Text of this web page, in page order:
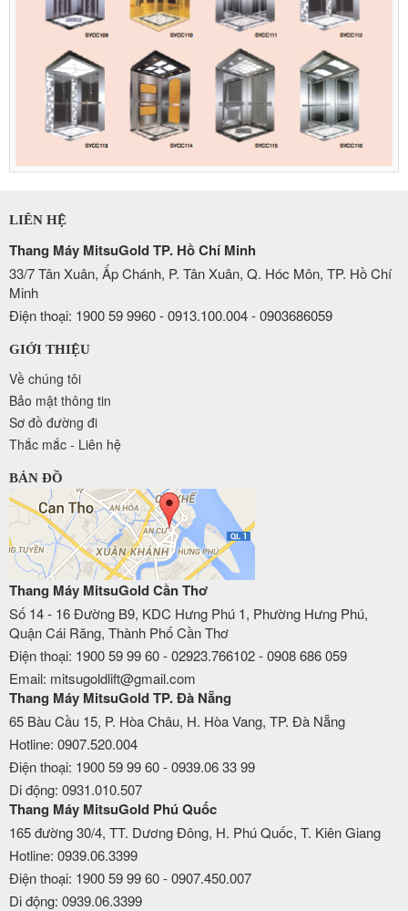
LIÊN HỆ
Thang Máy MitsuGold TP. Hồ Chí Minh
33/7 Tân Xuân, Ấp Chánh, P. Tân Xuân, Q. Hóc Môn, TP. Hồ Chí
Minh
Điện thoại: 1900 59 9960 - 0913.100.004 - 0903686059
GIỚI THIỆU
Về chúng tôi
Bảo mật thông tin
Sơ đồ đường đi
Thắc mắc - Liên hệ
BẢN ĐỒ
Thang Máy MitsuGold Cần Thơ
Số 14 - 16 Đường B9, KDC Hưng Phú 1, Phường Hưng Phú,
Quận Cái Răng, Thành Phố Cần Thơ
Điện thoại: 1900 59 99 60 - 02923.766102 - 0908 686 059
Email: mitsugoldlift@gmail.com
Thang Máy MitsuGold TP. Đà Nẵng
65 Bàu Cầu 15, P. Hòa Châu, H. Hòa Vang, TP. Đà Nẵng
Hotline: 0907.520.004
Điện thoại: 1900 59 99 60 - 0939.06 33 99
Di động: 0931.010.507
Thang Máy MitsuGold Phú Quốc
165 đường 30/4, TT. Dương Đông, H. Phú Quốc, T. Kiên Giang
Hotline: 0939.06.3399
Điện thoại: 1900 59 99 60 - 0907.450.007
Di động: 0939.06.3399